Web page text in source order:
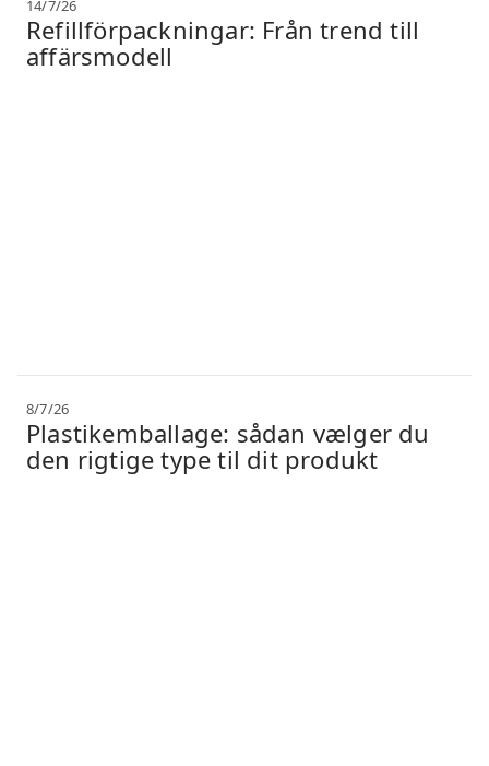
14/7/26
Refillförpackningar: Från trend till
affärsmodell
8/7/26
Plastikemballage: sådan vælger du
den rigtige type til dit produkt